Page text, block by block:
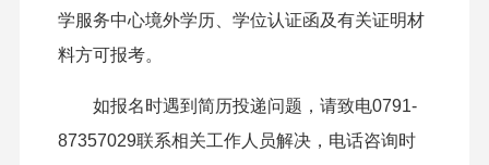
学服务中心境外学历、学位认证函及有关证明材
料方可报考。
如报名时遇到简历投递问题，请致电0791-
87357029联系相关工作人员解决，电话咨询时